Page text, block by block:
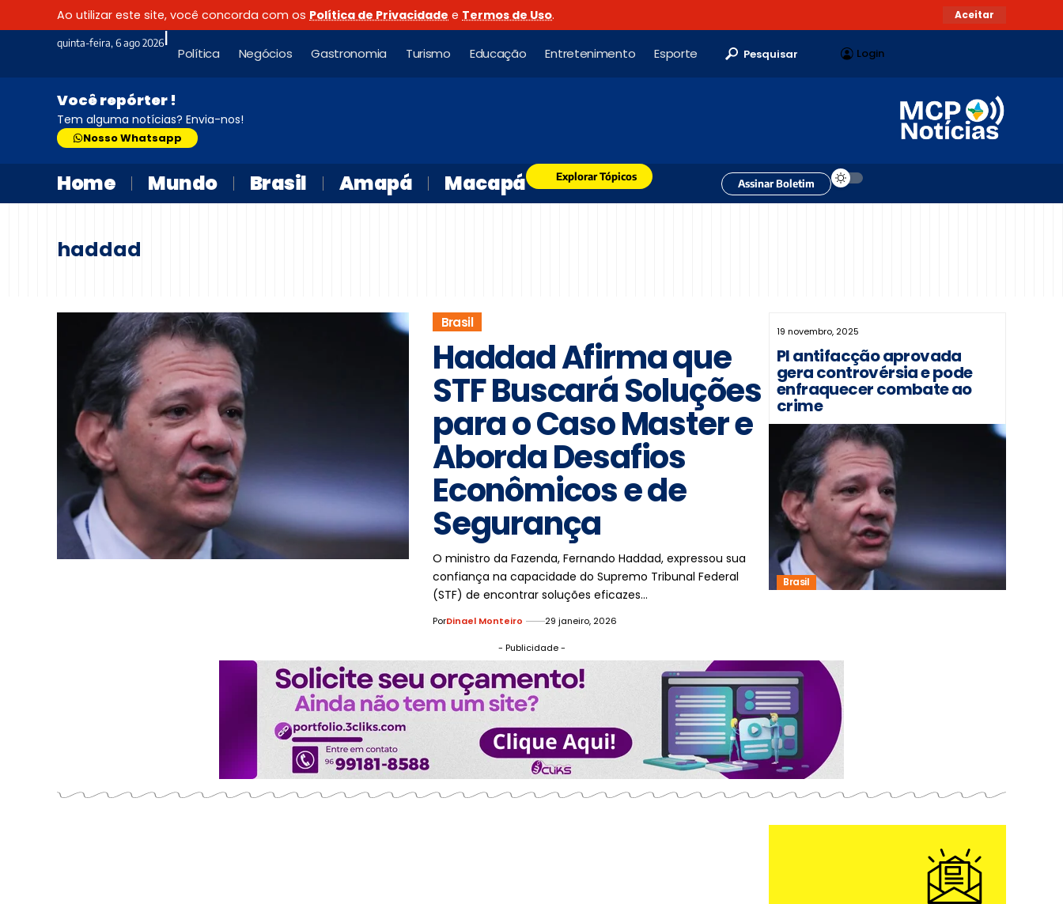
Ao utilizar este site, você concorda com os Política de Privacidade e Termos de Uso. Aceitar
quinta-feira, 6 ago 2026|
Política Negócios Gastronomia Turismo Educação Entretenimento Esporte Pesquisar Login
Você repórter !
Tem alguma notícias? Envia-nos!
Nosso Whatsapp
Home Mundo Brasil Amapá Macapá Explorar Tópicos
Assinar Boletim
haddad
Brasil
Haddad Afirma que
STF Buscará Soluções
para o Caso Master e
Aborda Desafios
Econômicos e de
Segurança
O ministro da Fazenda, Fernando Haddad, expressou sua
confiança na capacidade do Supremo Tribunal Federal
(STF) de encontrar soluções eficazes…
PorDinael Monteiro 29 janeiro, 2026
19 novembro, 2025
Pl antifacção aprovada
gera controvérsia e pode
enfraquecer combate ao
crime
Brasil
- Publicidade -